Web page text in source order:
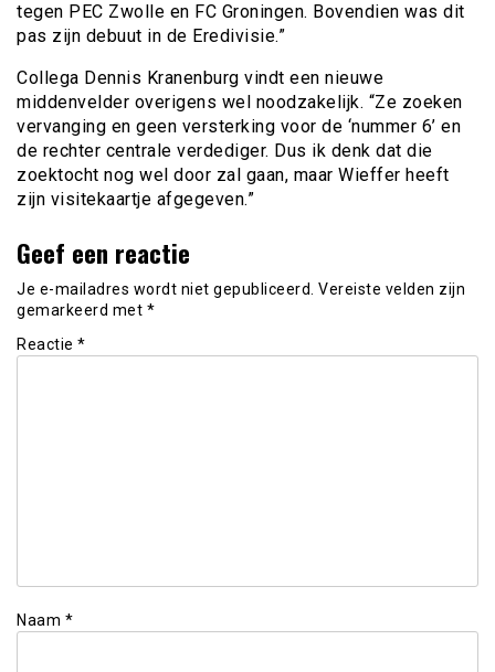
tegen PEC Zwolle en FC Groningen. Bovendien was dit
pas zijn debuut in de Eredivisie.”
Collega Dennis Kranenburg vindt een nieuwe
middenvelder overigens wel noodzakelijk. “Ze zoeken
vervanging en geen versterking voor de ‘nummer 6’ en
de rechter centrale verdediger. Dus ik denk dat die
zoektocht nog wel door zal gaan, maar Wieffer heeft
zijn visitekaartje afgegeven.”
Geef een reactie
Je e-mailadres wordt niet gepubliceerd. Vereiste velden zijn
gemarkeerd met *
Reactie *
Naam *